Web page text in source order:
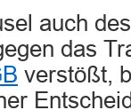
auch
das
verstößt,